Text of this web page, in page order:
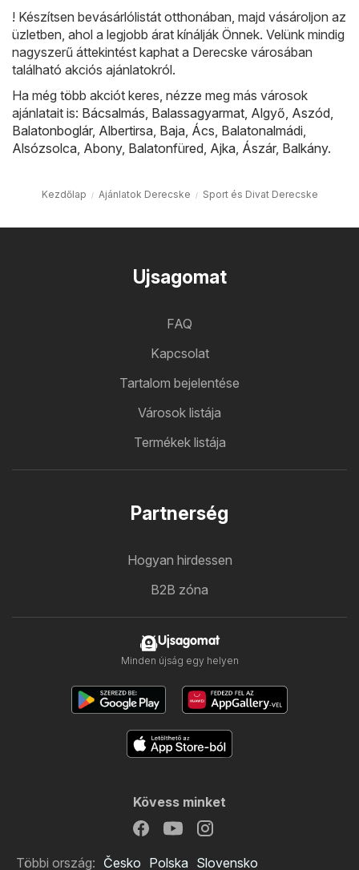
! Készítsen bevásárlólistát otthonában, majd vásároljon az
üzletben, ahol a legjobb árat kínálják Önnek. Velünk mindig
nagyszerű áttekintést kaphat a Derecske városában
található akciós ajánlatokról.
Ha még több akciót keres, nézze meg más városok
ajánlatait is: Bácsalmás Balassagyarmat Algyő Aszód
Balatonboglár, Albertirsa Baja Ács Balatonalmádi
Alsózsolca Abony, Balatonfüred Ajka Ászár, Balkány.
Kezdőlap Ajánlatok Derecske Sport és Divat Derecske
Ujsagomat
FAQ
Kapcsolat
Tartalom bejelentése
Városok listája
Termékek listája
Partnerség
Hogyan hirdessen
B2B zóna
Ujsagomat
Minden újság egy helyen
Kövess minket
Többi ország: Česko Polska Slovensko